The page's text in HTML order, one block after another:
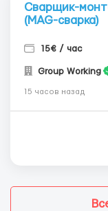
Сварщик-
(MAG-сварка)
15€ / час
Group Working
15 часов назад